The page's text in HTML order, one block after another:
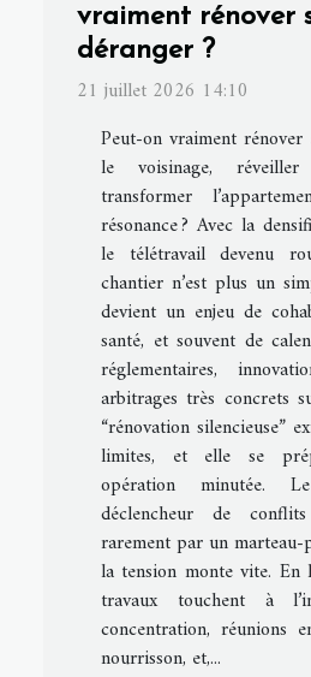
vraiment rénover
déranger ?
21 juillet 2026 14:10
Peut-on vraiment
le voisinage,
transformer
résonance ? Avec la
le télétravail devenu
chantier n’est plus un
devient un enjeu de
santé, et souvent de
réglementaires,
arbitrages très concrets
“rénovation silencieuse”
limites, et elle se
opération minutée.
déclencheur de
rarement par un
la tension monte vite. En
travaux touchent à
concentration, réunions
nourrisson, et,...